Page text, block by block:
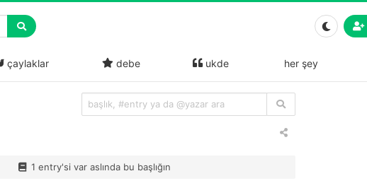
çaylaklar debe ukde her şey
1 entry'si var aslında bu başlığın